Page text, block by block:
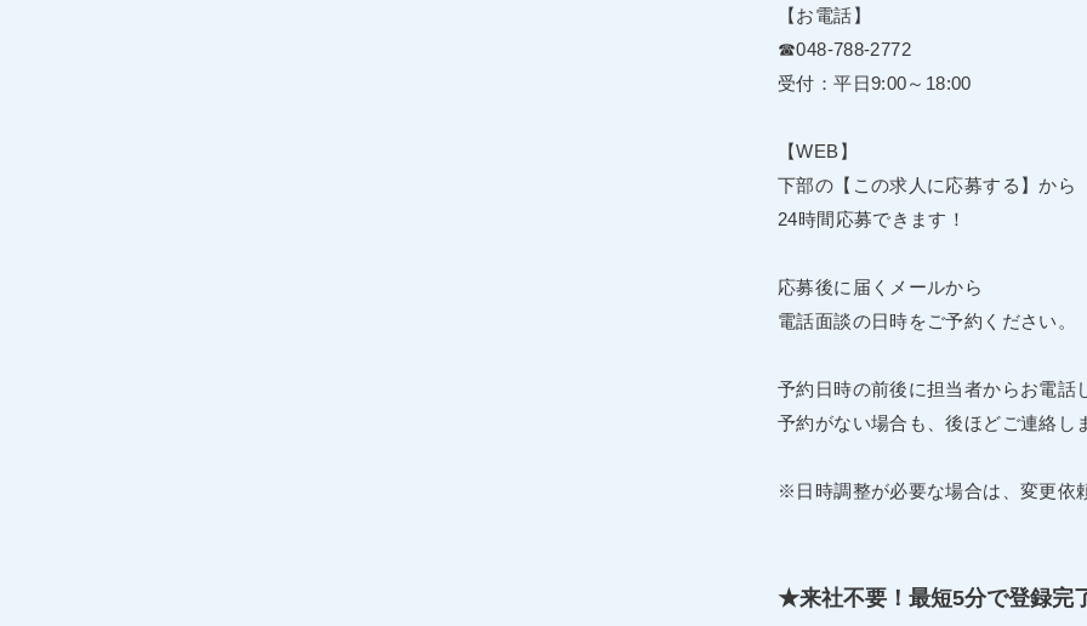
【お電話】
☎048-788-2772
受付：平日9:00～18:00
【WEB】
下部の【この求人に応募する】から
24時間応募できます！
応募後に届くメールから
電話面談の日時をご予約ください。
予約日時の前後に担当者からお電話
予約がない場合も、後ほどご連絡
※日時調整が必要な場合は、変更依
★来社不要！最短5分で登録完